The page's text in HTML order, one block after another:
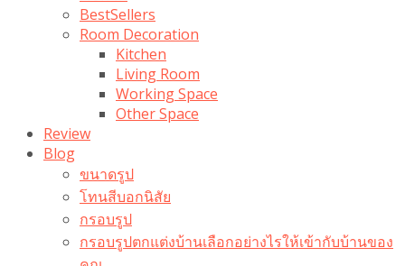
BestSellers
Room Decoration
Kitchen
Living Room
Working Space
Other Space
Review
Blog
ขนาดรูป
โทนสีบอกนิสัย
กรอบรูป
กรอบรูปตกแต่งบ้านเลือกอย่างไรให้เข้ากับบ้านของ